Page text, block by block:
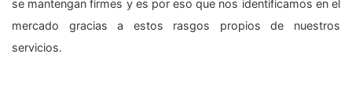
se mantengan firmes y es por eso que nos identificamos en el
mercado gracias a estos rasgos propios de nuestros
servicios.